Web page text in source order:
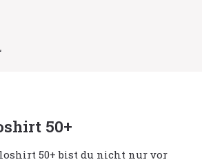
50+
50+ bist du nicht nur vor